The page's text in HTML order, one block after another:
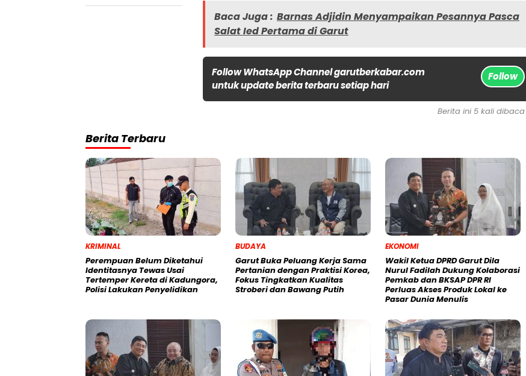
Baca Juga : Barnas Adjidin Menyampaikan Pesannya Pasca
Salat Ied Pertama di Garut
Follow WhatsApp Channel garutberkabar.com
untuk update berita terbaru setiap hari
Follow
Berita ini 5 kali dibaca
Berita Terbaru
KRIMINAL
Perempuan Belum Diketahui
Identitasnya Tewas Usai
Tertemper Kereta di Kadungora,
Polisi Lakukan Penyelidikan
BUDAYA
Garut Buka Peluang Kerja Sama
Pertanian dengan Praktisi Korea,
Fokus Tingkatkan Kualitas
Stroberi dan Bawang Putih
EKONOMI
Wakil Ketua DPRD Garut Dila
Nurul Fadilah Dukung Kolaborasi
Pemkab dan BKSAP DPR RI
Perluas Akses Produk Lokal ke
Pasar Dunia Menulis